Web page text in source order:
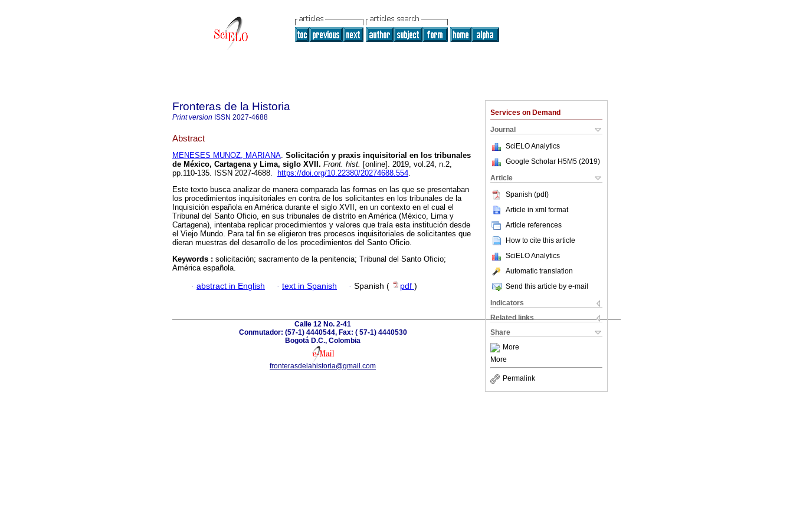
Services on Demand
Journal
SciELO Analytics
Google Scholar H5M5 (2019)
Article
Spanish (pdf)
Article in xml format
Article references
How to cite this article
SciELO Analytics
Automatic translation
Send this article by e-mail
Indicators
Related links
Share
More
More
Permalink
Fronteras de la Historia
Print version ISSN 2027-4688
Abstract
MENESES MUNOZ, MARIANA. Solicitación y praxis inquisitorial en los tribunales
de México, Cartagena y Lima, siglo XVII. Front. hist. [online]. 2019, vol.24, n.2,
pp.110-135. ISSN 2027-4688.
https://doi.org/10.22380/20274688.554.
Este texto busca analizar de manera comparada las formas en las que se presentaban
los procedimientos inquisitoriales en contra de los solicitantes en los tribunales de la
Inquisición española en América durante el siglo XVII, en un contexto en el cual el
Tribunal del Santo Oficio, en sus tribunales de distrito en América (México, Lima y
Cartagena), intentaba replicar procedimientos y valores que traía esta institución desde
el Viejo Mundo. Para tal fin se eligieron tres procesos inquisitoriales de solicitantes que
dieran muestras del desarrollo de los procedimientos del Santo Oficio.
Keywords : solicitación; sacramento de la penitencia; Tribunal del Santo Oficio;
América española.
· abstract in English · text in Spanish · Spanish ( pdf )
Calle 12 No. 2-41
Conmutador: (57-1) 4440544, Fax: ( 57-1) 4440530
Bogotá D.C., Colombia
fronterasdelahistoria@gmail.com